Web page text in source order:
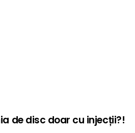
de disc doar cu injecții?!